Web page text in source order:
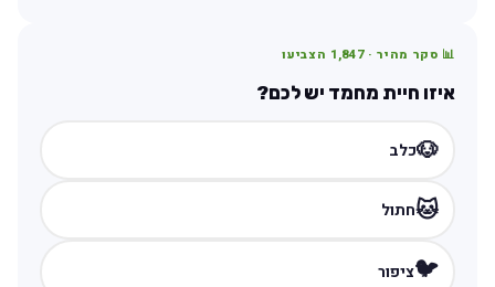
📊 סקר מהיר · 1,847הצביעו
איזו חיית מחמד יש לכם?
🐶כלב
🐱חתול
🐦ציפור